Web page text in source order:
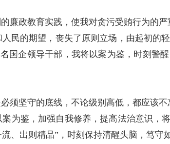
廉政教育实践，使我对贪污受贿行为的严
民的期望，丧失了原则立场，由起初的
国企领导干部，我将以案为鉴，时刻警
须坚守的底线，不论级别高低，都应该
为鉴，加强自我修养，提高法治意识，
、出则精品”，时刻保持清醒头脑，笃守